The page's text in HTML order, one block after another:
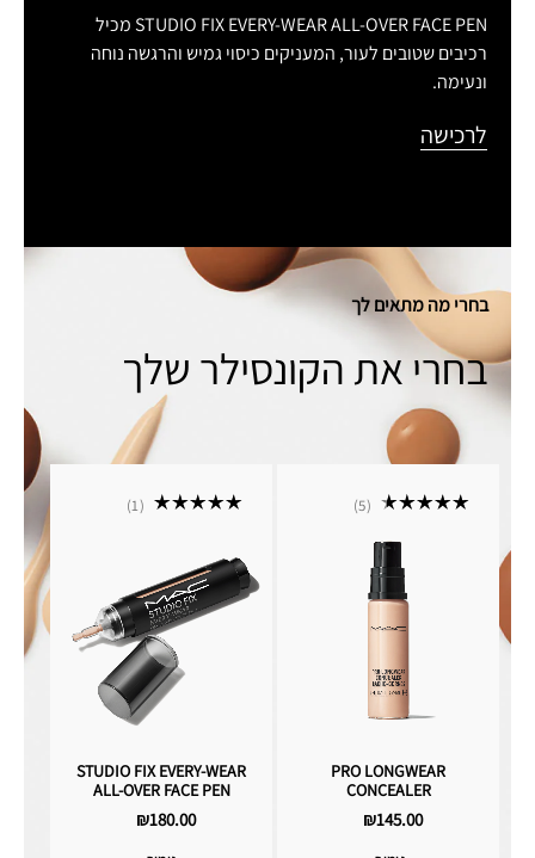
STUDIO FIX EVERY-WEAR ALL-OVER FACE PEN מכיל
רכיבים שטובים לעור, המעניקים כיסוי גמיש והרגשה נוחה
ונעימה.
לרכישה
בחרי מה מתאים לך
בחרי את הקונסילר שלך
1
STUDIO FIX EVERY-WEAR
ALL-OVER FACE PEN
₪180.00
5
PRO LONGWEAR
CONCEALER
₪145.00